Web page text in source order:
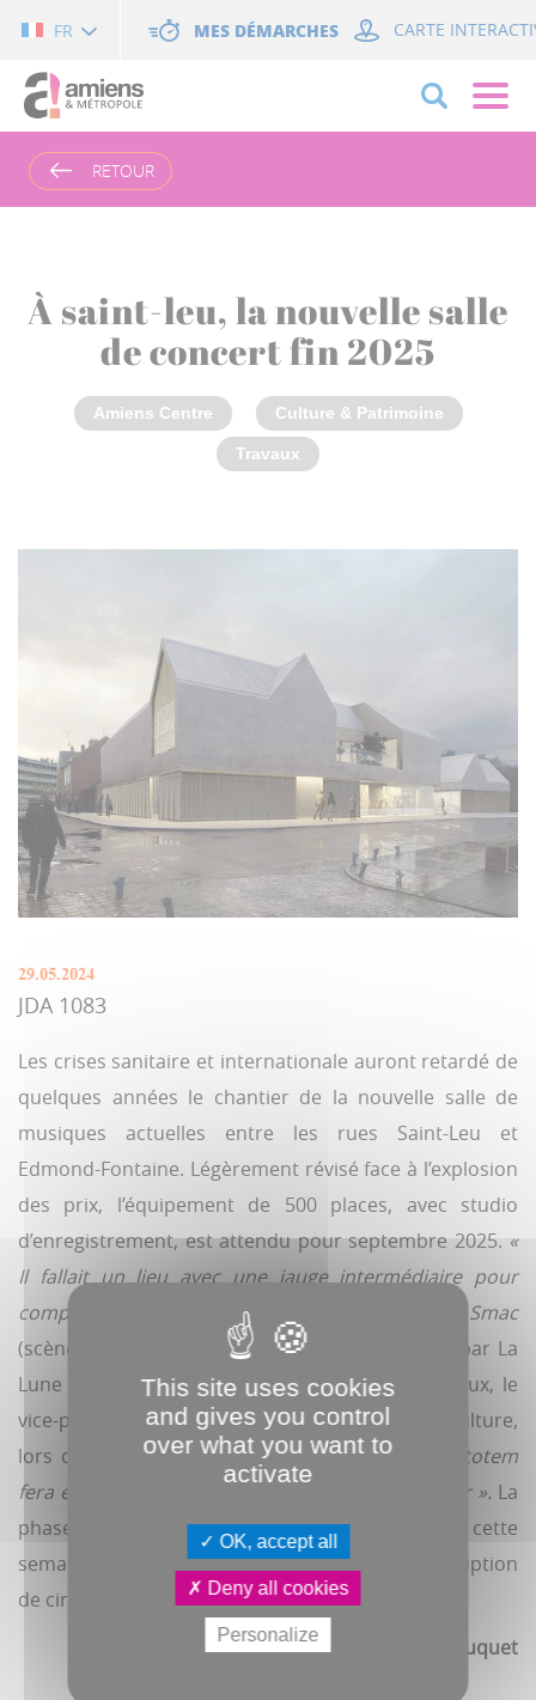
FR MES DÉMARCHES CARTE
RETOUR
À saint-leu, la nouvelle salle
de concert fin 2025
Amiens Centre Culture & Patrimoine
Travaux
29.05.2024
JDA 1083
Les crises sanitaire et internationale auront retardé de
quelques années le chantier de la nouvelle salle de
musiques actuelles entre les rues Saint-Leu et
Edmond-Fontaine. Légèrement révisé face à l’explosion
des prix, l’équipement de 500 places, avec studio
d’enregistrement, est attendu pour septembre 2025. «
Il fallait un lieu avec une jauge intermédiaire pour
compléter l’offre et correspondre au label Smac
(scènes de musiques actuelles, porté à Amiens par La
Lune des pirates, ndlr), a présenté Pierre Savreux, le
vice-président d’Amiens Métropole délégué à la culture,
lors d’une réunion publique le 27 mai. Ce lieu totem
fera écho au patrimoine architectural du quartier ». La
phase préparatoire débute C+C Architectes cette
semaine, puis les travaux en juillet, sans interruption
de circulation.
Jean-Christophe Fouquet
This site uses cookies
and gives you control
over what you want to
activate
OK, accept all
Deny all cookies
Personalize